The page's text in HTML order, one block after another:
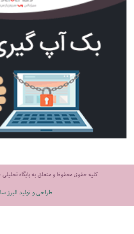
کلیه حقوق محفوظ و متعلق به پایگاه تحلیلی
طراحی و تولید البرز